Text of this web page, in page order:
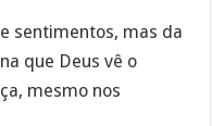
sentimentos, mas da
que Deus vê o
mesmo nos